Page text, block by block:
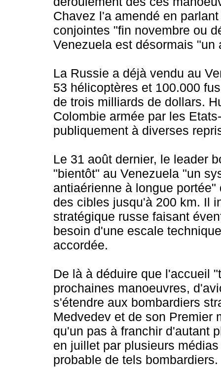
Chavez l'a amendé en
conjointes "fin novembre ou
Venezuela est désormais
La Russie a déjà vendu au
53 hélicoptères et 100.000
de trois milliards de dollars.
Colombie armée par les
publiquement à diverses
Le 31 août dernier, le leader
"bientôt" au Venezuela "un
antiaérienne à longue
des cibles jusqu'à 200 km. Il
stratégique russe faisant
besoin d'une escale
accordée.
De là à déduire que l'accueil
prochaines manoeuvres,
s'étendre aux bombardiers
Medvedev et de son Premier
qu'un pas à franchir d'autant
en juillet par plusieurs
probable de tels